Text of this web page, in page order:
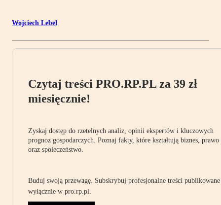
Wojciech Lebel
Czytaj treści PRO.RP.PL za 39 zł
miesięcznie!
Zyskaj dostęp do rzetelnych analiz, opinii ekspertów i kluczowych
prognoz gospodarczych. Poznaj fakty, które kształtują biznes, prawo
oraz społeczeństwo.
Buduj swoją przewagę. Subskrybuj profesjonalne treści publikowane
wyłącznie w pro.rp.pl.